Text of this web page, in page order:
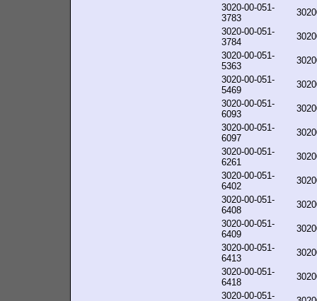
3020-00-051-
3783
3020-00-051-
3784
3020-00-051-
5363
3020-00-051-
5469
3020-00-051-
6093
3020-00-051-
6097
3020-00-051-
6261
3020-00-051-
6402
3020-00-051-
6408
3020-00-051-
6409
3020-00-051-
6413
3020-00-051-
6418
3020-00-051-